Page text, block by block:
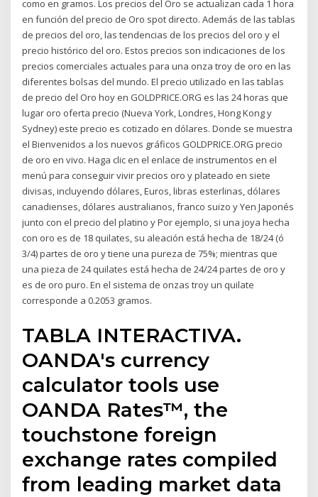
como en gramos. Los precios del Oro se actualizan cada 1 hora
en función del precio de Oro spot directo. Además de las tablas
de precios del oro, las tendencias de los precios del oro y el
precio histórico del oro. Estos precios son indicaciones de los
precios comerciales actuales para una onza troy de oro en las
diferentes bolsas del mundo. El precio utilizado en las tablas
de precio del Oro hoy en GOLDPRICE.ORG es las 24 horas que
lugar oro oferta precio (Nueva York, Londres, Hong Kong y
Sydney) este precio es cotizado en dólares. Donde se muestra
el Bienvenidos a los nuevos gráficos GOLDPRICE.ORG precio
de oro en vivo. Haga clic en el enlace de instrumentos en el
menú para conseguir vivir precios oro y plateado en siete
divisas, incluyendo dólares, Euros, libras esterlinas, dólares
canadienses, dólares australianos, franco suizo y Yen Japonés
junto con el precio del platino y Por ejemplo, si una joya hecha
con oro es de 18 quilates, su aleación está hecha de 18/24 (ó
3/4) partes de oro y tiene una pureza de 75%; mientras que
una pieza de 24 quilates está hecha de 24/24 partes de oro y
es de oro puro. En el sistema de onzas troy un quilate
corresponde a 0.2053 gramos.
TABLA INTERACTIVA.
OANDA's currency
calculator tools use
OANDA Rates™, the
touchstone foreign
exchange rates compiled
from leading market data